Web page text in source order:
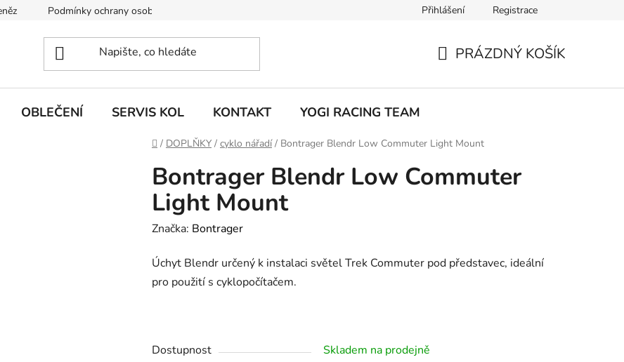
Podmínky ochrany osobních údajů Přihlášení Registrace
PRÁZDNÝ KOŠÍK
OBLEČENÍ SERVIS KOL KONTAKT YOGI RACING TEAM
Domů
/ DOPLŇKY / cyklo nářadí / Bontrager Blendr Low Commuter Light Mount
Bontrager Blendr Low Commuter
Light Mount
Značka: Bontrager
Úchyt Blendr určený k instalaci světel Trek Commuter pod představec, ideální
pro použití s cyklopočítačem.
Dostupnost
Skladem na prodejně